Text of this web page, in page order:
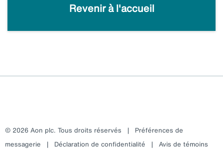
Revenir à l'accueil
© 2026 Aon plc. Tous droits réservés | Préférences de
messagerie | Déclaration de confidentialité | Avis de témoins